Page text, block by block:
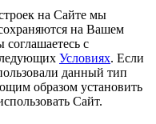
на Сайте мы
на Вашем
с
Условиях. Если
данный тип
образом установить
Сайт.